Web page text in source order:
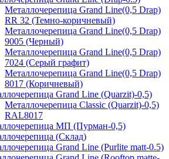
Металлочерепица Grand Line(0,5 Drap)
RR 32 (Темно-коричневый)
Металлочерепица Grand Line(0,5 Drap)
9005 (Черный)
Металлочерепица Grand Line(0,5 Drap)
7024 (Серый графит)
Металлочерепица Grand Line(0,5 Drap)
8017 (Коричневый)
Grand Line (Quarzit)-0,5)
Металлочерепица Classic (Quarzit)-0,5)
RAL8017
МП (Пурман-0,5)
(Склад)
Grand Line (Purlite matt-0.5)